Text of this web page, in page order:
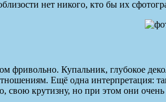
нет никого, кто бы их
фривольно. Купальник, глубокое
Ещё одна интерпретация:
свою крутизну, но при этом они